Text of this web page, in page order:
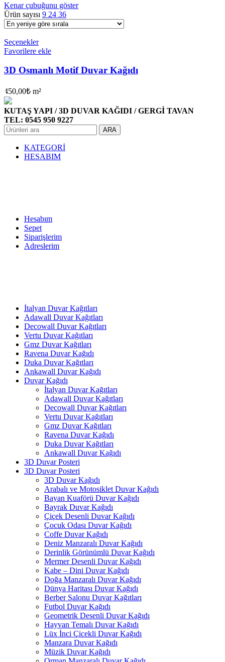
Kenar çubuğunu göster
Ürün sayısı 9 24 36
Seçenekler
Favorilere ekle
3D Osmanlı Motif Duvar Kağıdı
450,00₺ m²
KUTAŞ YAPI / 3D DUVAR KAĞIDI / GERGİ TAVAN
TEL: 0545 950 9227
ARA
KATEGORİ
HESABIM
Hesabım
Sepet
Siparişlerim
Adreslerim
İtalyan Duvar Kağıtları
Adawall Duvar Kağıtları
Decowall Duvar Kağıtları
Vertu Duvar Kağıtları
Gmz Duvar Kağıtları
Ravena Duvar Kağıdı
Duka Duvar Kağıtları
Ankawall Duvar Kağıdı
Duvar Kağıdı
İtalyan Duvar Kağıtları
Adawall Duvar Kağıtları
Decowall Duvar Kağıtları
Vertu Duvar Kağıtları
Gmz Duvar Kağıtları
Ravena Duvar Kağıdı
Duka Duvar Kağıtları
Ankawall Duvar Kağıdı
3D Duvar Posteri
3D Duvar Posteri
3D Duvar Kağıdı
Arabalı ve Motosiklet Duvar Kağıdı
Bayan Kuaförü Duvar Kağıdı
Bayrak Duvar Kağıdı
Çiçek Desenli Duvar Kağıdı
Çocuk Odası Duvar Kağıdı
Coffe Duvar Kağıdı
Deniz Manzaralı Duvar Kağıdı
Derinlik Görünümlü Duvar Kağıdı
Mermer Desenli Duvar Kağıdı
Kabe – Dini Duvar Kağıdı
Doğa Manzaralı Duvar Kağıdı
Dünya Haritası Duvar Kağıdı
Berber Salonu Duvar Kağıtları
Futbol Duvar Kağıdı
Geometrik Desenli Duvar Kağıdı
Hayvan Temalı Duvar Kağıdı
Lüx İnci Çicekli Duvar Kağıdı
Manzara Duvar Kağıdı
Müzik Duvar Kağıdı